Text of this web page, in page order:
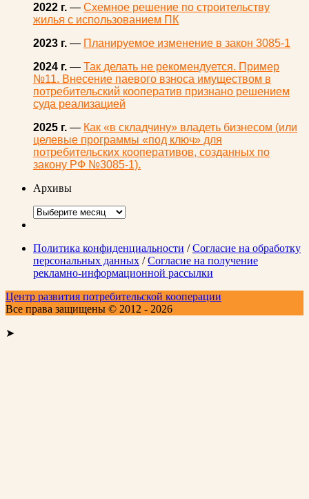
2022 г. — Схемное решение по строительству
жилья с использованием ПК
2023 г. — Планируемое изменение в закон 3085-1
2024 г. — Так делать не рекомендуется. Пример
№11. Внесение паевого взноса имуществом в
потребительский кооператив признано решением
суда реализацией
2025 г. — Как «в складчину» владеть бизнесом (или
целевые программы «под ключ» для
потребительских кооперативов, созданных по
закону РФ №3085-1).
Архивы
Архивы
Политика конфиденциальности /Согласие на обработку
персональных данных /Согласие на получение
рекламно-информационной рассылки
Центр развития потребительской кооперации
Все права защищены © 2012 - 2026
➤